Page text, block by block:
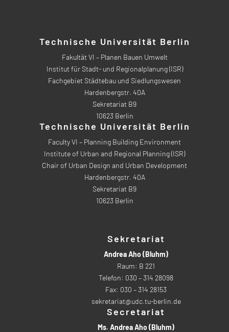
Technische Universität Berlin
Fakultät VI – Planen Bauen Umwelt
Institut für Stadt- und Regionalplanung (ISR)
Fachgebiet Städtebau und Siedlungswesen
Hardenbergstr. 40A
Sekretariat B9
10623 Berlin
Technische Universität Berlin
Faculty VI – Planning Building Environment
Institute of Urban and Regional Planning (ISR)
Chair of Urban Design and Urban Development
Hardenbergstr. 40A
Sekretariat B9
10623 Berlin
Sekretariat
Andrea Aho (Bluhm)
Raum: B 221
Telefon: 030 – 314 28098
Fax: 030 – 314 28153
sekretariat@udc.tu-berlin.de
Secretariat
Ms. Andrea Aho (Bluhm)